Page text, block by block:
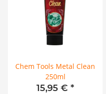
Chem Tools Metal Clean
250ml
15,95 € *